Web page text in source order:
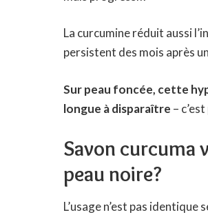
La curcumine réduit aussi
persistent des mois après
Sur peau foncée, cette
longue à disparaître –
Savon curcuma
peau noire?
L’usage n’est pas